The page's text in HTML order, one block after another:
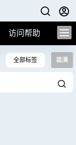
访问帮助
全部标签 装潢